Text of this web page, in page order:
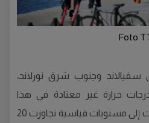
Foto
وجنوب شرق نورلاند،
حرارة غير معتادة في هذا
الوقت من العام، حيث وصلت إلى مستويات قياسية تجاوزت 20